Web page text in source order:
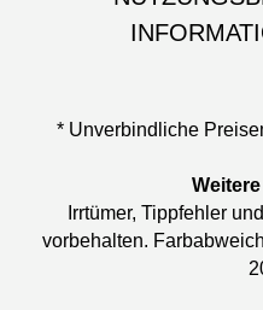
* Unverbindliche
Irrtümer, Tippfehler
vorbehalten.